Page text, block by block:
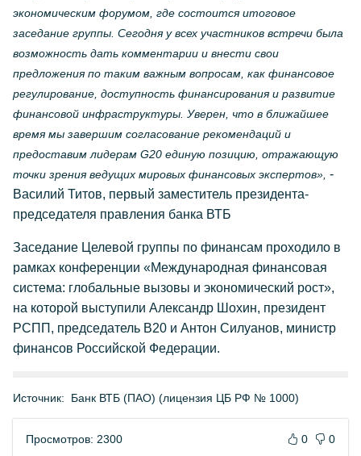
экономическим форумом, где состоится итоговое
заседание группы. Сегодня у всех участников встречи была
возможность дать комментарии и внести свои
предложения по таким важным вопросам, как финансовое
регулирование, доступность финансирования и развитие
финансовой инфраструктуры. Уверен, что в ближайшее
время мы завершим согласование рекомендаций и
предоставим лидерам G20 единую позицию, отражающую
точки зрения ведущих мировых финансовых экспертов», -
Василий Титов, первый заместитель президента-
председателя правления банка ВТБ
Заседание Целевой группы по финансам проходило в
рамках конференции «Международная финансовая
система: глобальные вызовы и экономический рост»,
на которой выступили Александр Шохин, президент
РСПП, председатель B20 и Антон Силуанов, министр
финансов Российской Федерации.
Источник: Банк ВТБ (ПАО) (лицензия ЦБ РФ № 1000)
Просмотров: 2300 0 0